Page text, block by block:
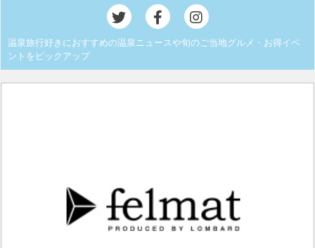
温泉旅行好きにおすすめの温泉ニュースや旬のご当地グルメ・お得イベ
ントをピックアップ